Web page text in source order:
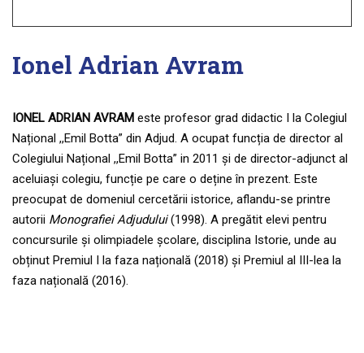
Ionel Adrian Avram
IONEL ADRIAN AVRAM este profesor grad didactic I la Colegiul
Național ,,Emil Botta” din Adjud. A ocupat funcția de director al
Colegiului Național ,,Emil Botta” in 2011 și de director-adjunct al
aceluiași colegiu, funcție pe care o deține în prezent. Este
preocupat de domeniul cercetării istorice, aflandu-se printre
autorii Monografiei Adjudului(1998). A pregătit elevi pentru
concursurile și olimpiadele școlare, disciplina Istorie, unde au
obținut Premiul I la faza națională (2018) și Premiul al III-lea la
faza națională (2016).